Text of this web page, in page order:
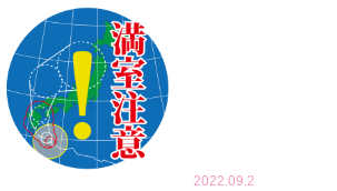
2022.09.2